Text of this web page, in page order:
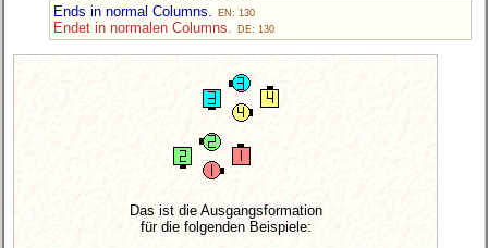
Ends in normal Columns.
EN: 130
Endet in normalen Columns. DE: 130
Das ist die Ausgangsformation
für die folgenden Beispiele: